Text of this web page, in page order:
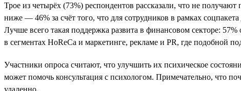
Трое из четырёх (73%) респондентов рассказали, что не
ниже — 46% за счёт того, что для сотрудников в рамках
Лучше всего такая поддержка развита в финансовом секторе:
в сегментах HoReCa и маркетинге, рекламе и PR, где подобной
Участники опроса считают, что улучшить их психическое
может помочь консультация с психологом. Примечательно, что
удаленно.